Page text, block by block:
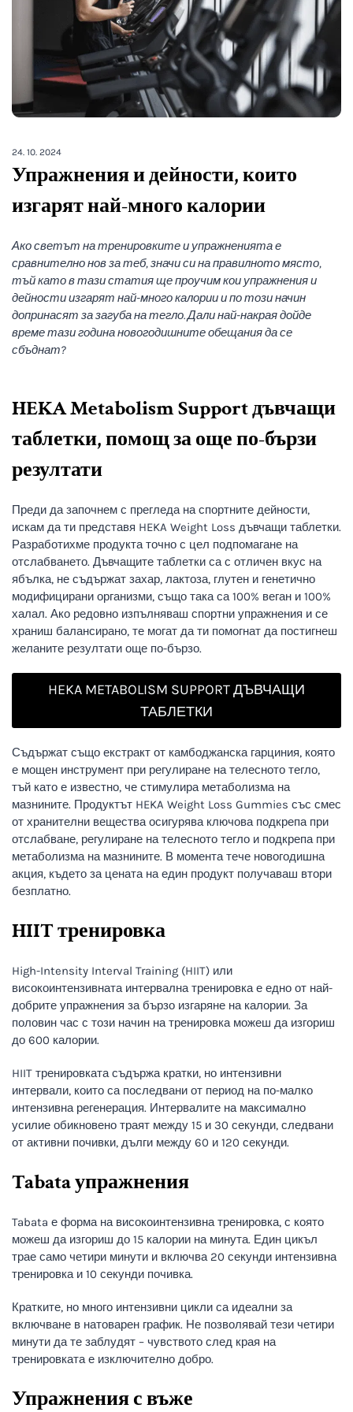
24. 10. 2024
Упражнения и дейности, които
изгарят най-много калории
Ако светът на тренировките и упражненията е
сравнително нов за теб, значи си на правилното място,
тъй като в тази статия ще проучим кои упражнения и
дейности изгарят най-много калории и по този начин
допринасят за загуба на тегло. Дали най-накрая дойде
време тази година новогодишните обещания да се
сбъднат?
HEKA Metabolism Support дъвчащи
таблетки, помощ за още по-бързи
резултати
Преди да започнем с прегледа на спортните дейности,
искам да ти представя HEKA Weight Loss дъвчащи таблетки.
Разработихме продукта точно с цел подпомагане на
отслабването. Дъвчащите таблетки са с отличен вкус на
ябълка, не съдържат захар, лактоза, глутен и генетично
модифицирани организми, също така са 100% веган и 100%
халал. Ако редовно изпълняваш спортни упражнения и се
храниш балансирано, те могат да ти помогнат да постигнеш
желаните резултати още по-бързо.
HEKA METABOLISM SUPPORT ДЪВЧАЩИ
ТАБЛЕТКИ
Съдържат също екстракт от камбоджанска гарциния, която
е мощен инструмент при регулиране на телесното тегло,
тъй като е известно, че стимулира метаболизма на
мазнините. Продуктът HEKA Weight Loss Gummies със смес
от хранителни вещества осигурява ключова подкрепа при
отслабване, регулиране на телесното тегло и подкрепа при
метаболизма на мазнините. В момента тече новогодишна
акция, където за цената на един продукт получаваш втори
безплатно.
HIIT тренировка
High-Intensity Interval Training (HIIT) или
високоинтензивната интервална тренировка е едно от най-
добрите упражнения за бързо изгаряне на калории. За
половин час с този начин на тренировка можеш да изгориш
до 600 калории.
HIIT тренировката съдържа кратки, но интензивни
интервали, които са последвани от период на по-малко
интензивна регенерация. Интервалите на максимално
усилие обикновено траят между 15 и 30 секунди, следвани
от активни почивки, дълги между 60 и 120 секунди.
Tabata упражнения
Tabata е форма на високоинтензивна тренировка, с която
можеш да изгориш до 15 калории на минута. Един цикъл
трае само четири минути и включва 20 секунди интензивна
тренировка и 10 секунди почивка.
Кратките, но много интензивни цикли са идеални за
включване в натоварен график. Не позволявай тези четири
минути да те заблудят – чувството след края на
тренировката е изключително добро.
Упражнения с въже